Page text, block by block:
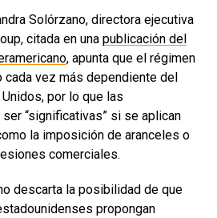
Solórzano, directora ejecutiva
citada en una publicación del
, apunta que el régimen
cada vez más dependiente del
por lo que las
“significativas” si se aplican
la imposición de aranceles o
comerciales.
descarta la posibilidad de que
propongan